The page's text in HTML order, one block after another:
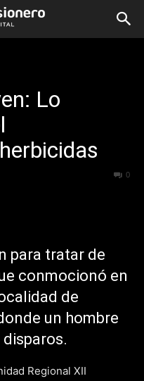
Lo
0
para tratar de
conmocionó en
de
un hombre
Regional XII